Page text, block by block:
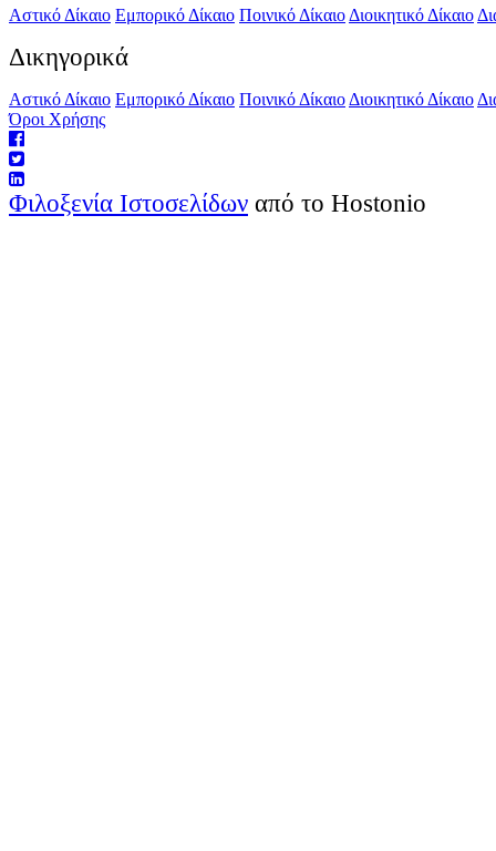
Αστικό Δίκαιο Εμπορικό Δίκαιο Ποινικό Δίκαιο Διοικητικό Δίκαιο
Δικηγορικά
Αστικό Δίκαιο Εμπορικό Δίκαιο Ποινικό Δίκαιο Διοικητικό Δίκαιο
Όροι Χρήσης
Φιλοξενία Ιστοσελίδων από το Hostonio